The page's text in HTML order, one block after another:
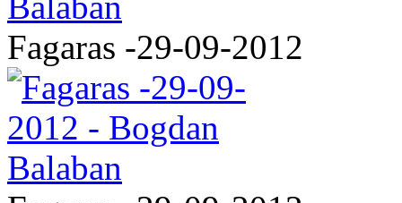
Fagaras -29-09-2012